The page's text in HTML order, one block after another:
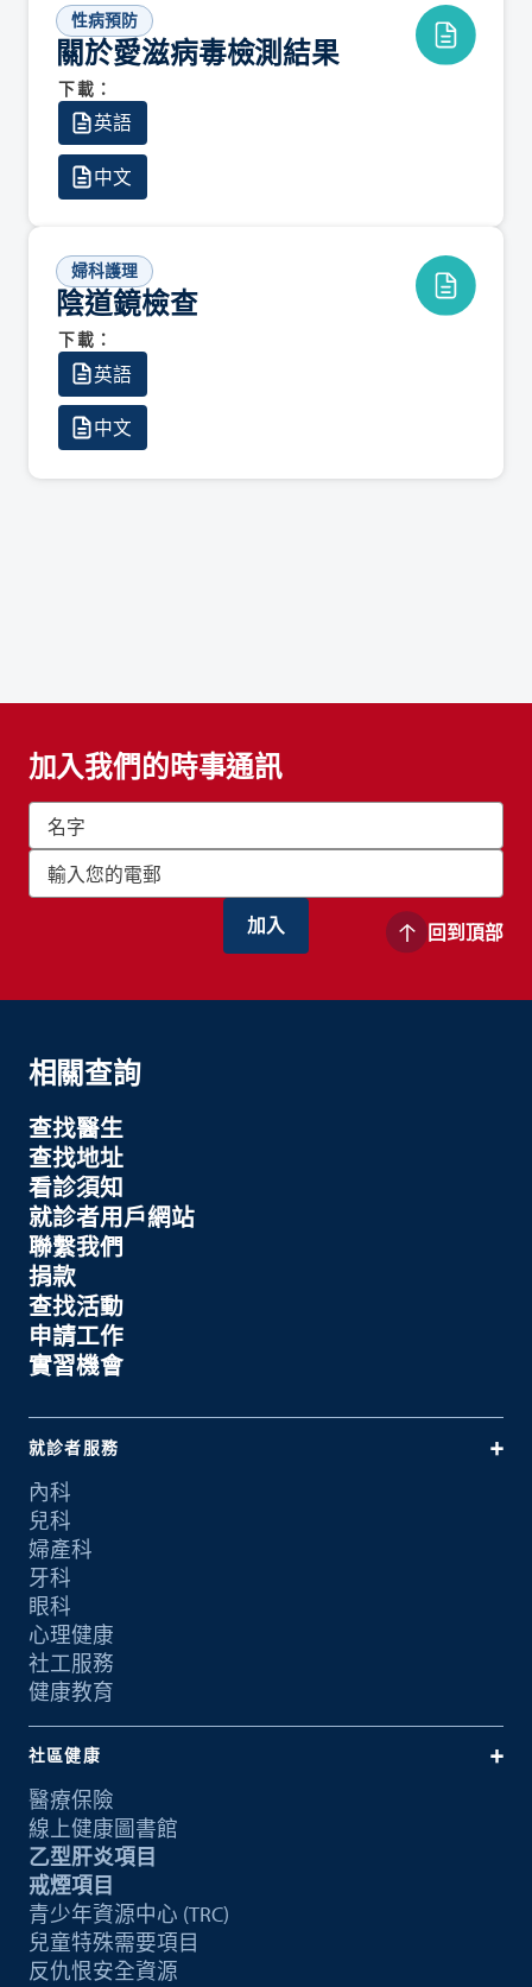
性病預防
關於愛滋病毒檢測結果
下載：
英語
中文
婦科護理
陰道鏡檢查
下載：
英語
中文
加入我們的時事通訊
回到頂部
相關查詢
查找醫生
查找地址
看診須知
就診者用戶網站
聯繫我們
捐款
查找活動
申請工作
實習機會
就診者服務
內科
兒科
婦產科
牙科
眼科
心理健康
社工服務
健康教育
社區健康
醫療保險
線上健康圖書館
乙型肝炎項目
戒煙項目
青少年資源中心 (TRC)
兒童特殊需要項目
反仇恨安全資源